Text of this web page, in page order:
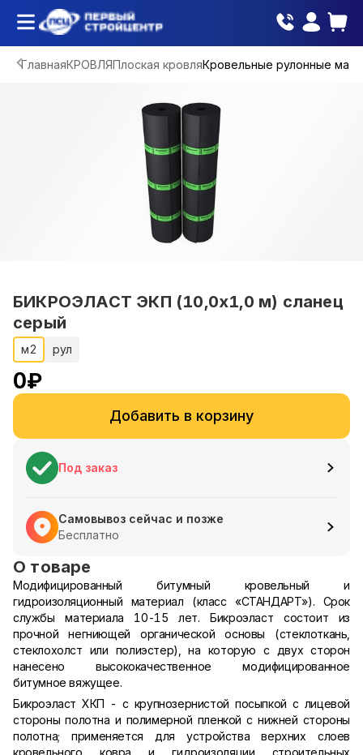
ГлавнаяКРОВЛЯПлоская кровляКровельные рулонные
БИКРОЭЛАСТ ЭКП (10,0х1,0 м) сланец
серый
м2 рул
0₽
Добавить в корзину
Под заказ
Самовывоз сейчас и позже
Бесплатно
О товаре
Модифицированный битумный кровельный и
гидроизоляционный материал (класс «СТАНДАРТ»). Срок
службы материала 10-15 лет.
Бикроэласт состоит из
прочной негниющей органической основы (стеклоткань,
стеклохолст или полиэстер), на которую с двух сторон
нанесено высококачественное модифицированное
битумное вяжущее.
Бикроэласт ХКП - с крупнозернистой посыпкой с лицевой
стороны полотна и полимерной пленкой с нижней стороны
полотна; применяется для устройства верхних слоев
кровельного ковра и гидроизоляции строительных